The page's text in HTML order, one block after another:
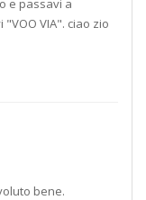
e passavi a
VIA". ciao zio
bene.